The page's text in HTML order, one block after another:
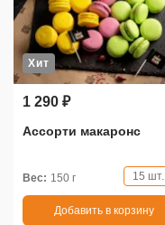
Хит
1 290 ₽
Ассорти макаронс
Вес: 150 г 15 шт.
Добавить в корзину